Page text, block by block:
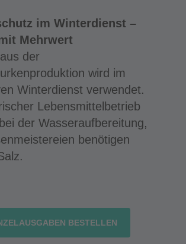
im Winterdienst –
Mehrwert
der
wird im
Winterdienst verwendet.
Lebensmittelbetrieb
der Wasseraufbereitung,
benötigen
BESTELLEN